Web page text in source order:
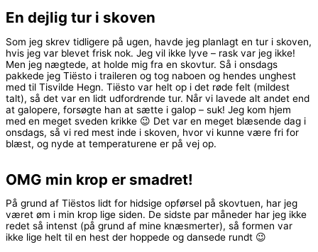
En dejlig tur i skoven
Som jeg skrev tidligere på ugen, havde jeg planlagt en tur i skoven,
hvis jeg var blevet frisk nok. Jeg vil ikke lyve – rask var jeg ikke!
Men jeg nægtede, at holde mig fra en skovtur. Så i onsdags
pakkede jeg Tiësto i traileren og tog naboen og hendes unghest
med til Tisvilde Hegn. Tiësto var helt op i det røde felt (mildest
talt), så det var en lidt udfordrende tur. Når vi lavede alt andet end
at galopere, forsøgte han at sætte i galop – suk! Jeg kom hjem
med en meget sveden krikke 😉 Det var en meget blæsende dag i
onsdags, så vi red mest inde i skoven, hvor vi kunne være fri for
blæst, og nyde at temperaturene er på vej op.
OMG min krop er smadret!
På grund af Tiëstos lidt for hidsige opførsel på skovtuen, har jeg
været øm i min krop lige siden. De sidste par måneder har jeg ikke
redet så intenst (på grund af mine knæsmerter), så formen var
ikke lige helt til en hest der hoppede og dansede rundt 😉